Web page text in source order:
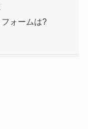
ォームは?